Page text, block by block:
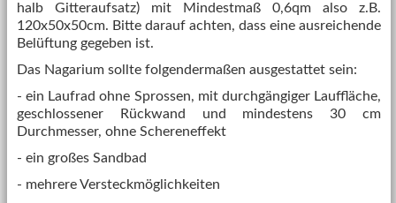
halb Gitteraufsatz) mit Mindestmaß 0,6qm also z.B.
120x50x50cm. Bitte darauf achten, dass eine ausreichende
Belüftung gegeben ist.
Das Nagarium sollte folgendermaßen ausgestattet sein:
- ein Laufrad ohne Sprossen, mit durchgängiger Lauffläche,
geschlossener Rückwand und mindestens 30 cm
Durchmesser, ohne Schereneffekt
- ein großes Sandbad
- mehrere Versteckmöglichkeiten